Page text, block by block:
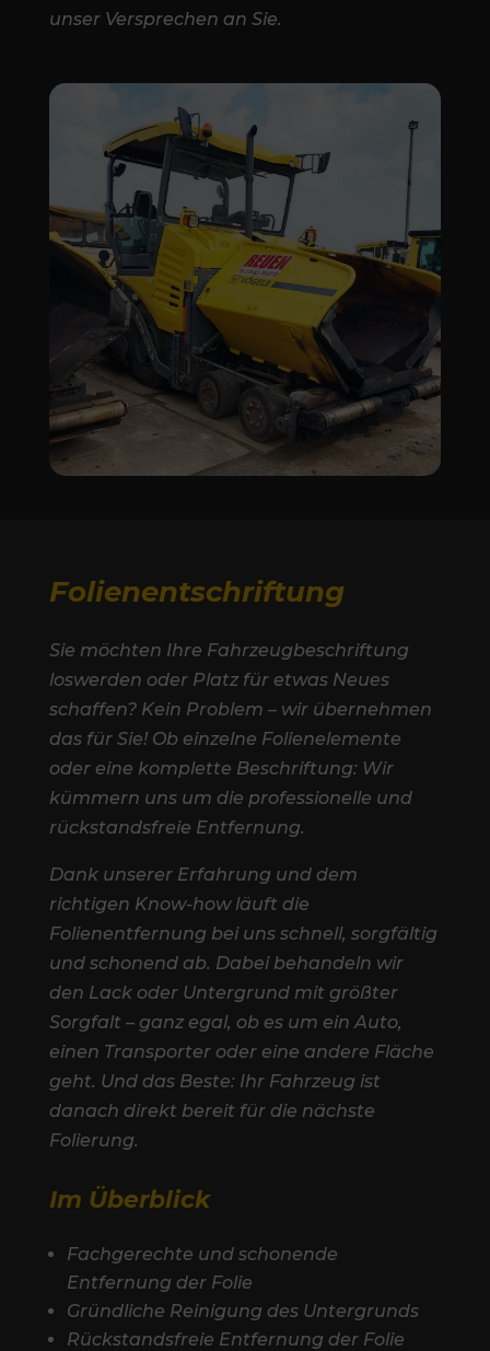
unser Versprechen an Sie.
Folienentschriftung
Sie möchten Ihre Fahrzeugbeschriftung
loswerden oder Platz für etwas Neues
schaffen? Kein Problem – wir übernehmen
das für Sie! Ob einzelne Folienelemente
oder eine komplette Beschriftung: Wir
kümmern uns um die professionelle und
rückstandsfreie Entfernung.
Dank unserer Erfahrung und dem
richtigen Know-how läuft die
Folienentfernung bei uns schnell, sorgfältig
und schonend ab. Dabei behandeln wir
den Lack oder Untergrund mit größter
Sorgfalt – ganz egal, ob es um ein Auto,
einen Transporter oder eine andere Fläche
geht. Und das Beste: Ihr Fahrzeug ist
danach direkt bereit für die nächste
Folierung.
Im Überblick
Fachgerechte und schonende
Entfernung der Folie
Gründliche Reinigung des Untergrunds
Rückstandsfreie Entfernung der Folie